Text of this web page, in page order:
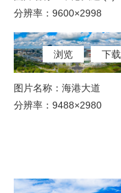
分辨率：9600×2998
浏览 下载
图片名称：海港大道
分辨率：9488×2980